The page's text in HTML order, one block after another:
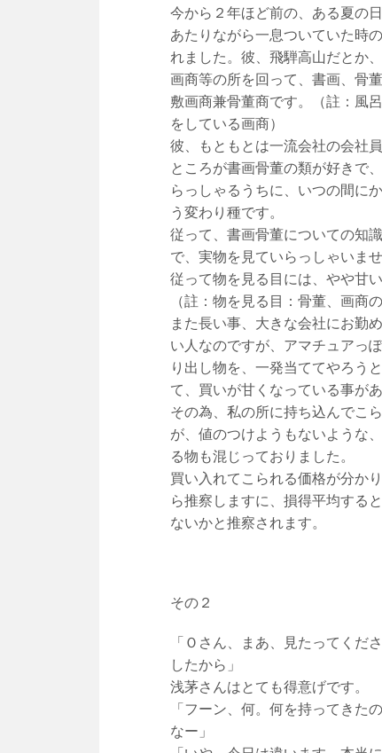
今から２年ほど前の、ある夏の
あたりながら一息ついていた時
れました。彼、飛騨高山だとか
画商等の所を回って、書画、骨
敷画商兼骨董商です。（註：風
をしている画商）
彼、もともとは一流会社の会社員
ところが書画骨董の類が好きで
らっしゃるうちに、いつの間に
う変わり種です。
従って、書画骨董についての知
で、実物を見ていらっしゃいませ
従って物を見る目には、やや甘
（註：物を見る目：骨董、画商
また長い事、大きな会社にお勤
い人なのですが、アマチュアっ
り出し物を、一発当ててやろう
て、買いが甘くなっている事があ
その為、私の所に持ち込んでこ
が、値のつけようもないような
る物も混じっておりました。
買い入れてこられる価格が分か
ら推察しますに、損得平均する
ないかと推察されます。
その２
「Ｏさん、まあ、見たってくだ
したから」
浅茅さんはとても得意げです。
「フーン、何。何を持ってきた
なー」